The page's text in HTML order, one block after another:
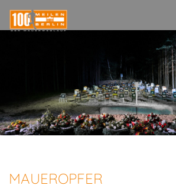
MAUEROPFER